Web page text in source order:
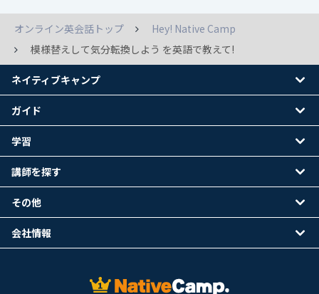
オンライン英会話トップ
Hey! Native Camp
模様替えして気分転換しよう を英語で教えて!
ネイティブキャンプ
ガイド
学習
講師を探す
その他
会社情報